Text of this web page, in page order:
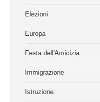
Elezioni
Europa
Festa dell'Amicizia
Immigrazione
Istruzione